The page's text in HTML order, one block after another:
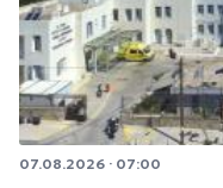
07.08.2026 · 07:00